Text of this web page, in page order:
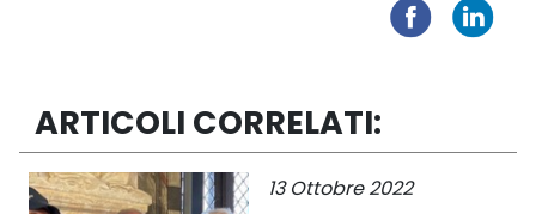
ARTICOLI CORRELATI:
13 Ottobre 2022